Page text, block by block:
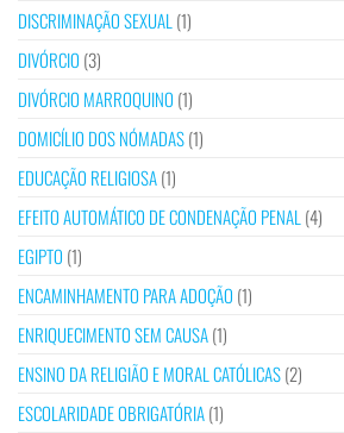
DISCRIMINAÇÃO SEXUAL (1)
DIVÓRCIO (3)
DIVÓRCIO MARROQUINO (1)
DOMICÍLIO DOS NÓMADAS(1)
EDUCAÇÃO RELIGIOSA(1)
EFEITO AUTOMÁTICO DE CONDENAÇÃO PENAL (4)
EGIPTO (1)
ENCAMINHAMENTO PARA ADOÇÃO (1)
ENRIQUECIMENTO SEM CAUSA(1)
ENSINO DA RELIGIÃO E MORAL CATÓLICAS(2)
ESCOLARIDADE OBRIGATÓRIA(1)